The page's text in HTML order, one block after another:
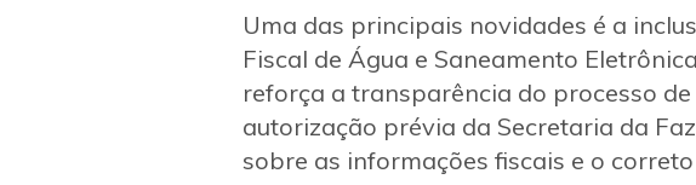
Uma das principais novidades é a
Fiscal de Água e Saneamento
reforça a transparência do processo
autorização prévia da Secretaria da
sobre as informações fiscais e o